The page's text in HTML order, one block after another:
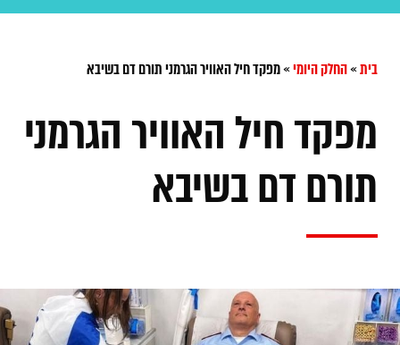
בית»החלק היומי»מפקד חיל האוויר הגרמני תורם דם בשיבא
מפקד חיל האוויר הגרמני
תורם דם בשיבא